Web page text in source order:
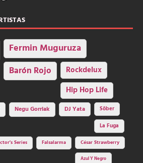
Fermin Muguruza
Barón Rojo Rockdelux
Hip Hop Life
Negu Gorriak DJ Yata
Sôber
La Fuga
Series Falsalarma César Strawberry
Azul Y Negro